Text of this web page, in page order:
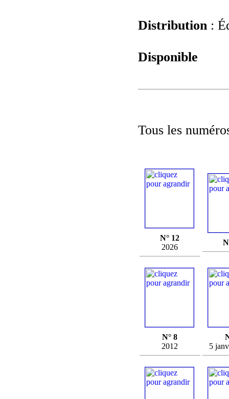
Distribution :
Disponible
Tous les
N° 12
2026
N° 8
2012
5